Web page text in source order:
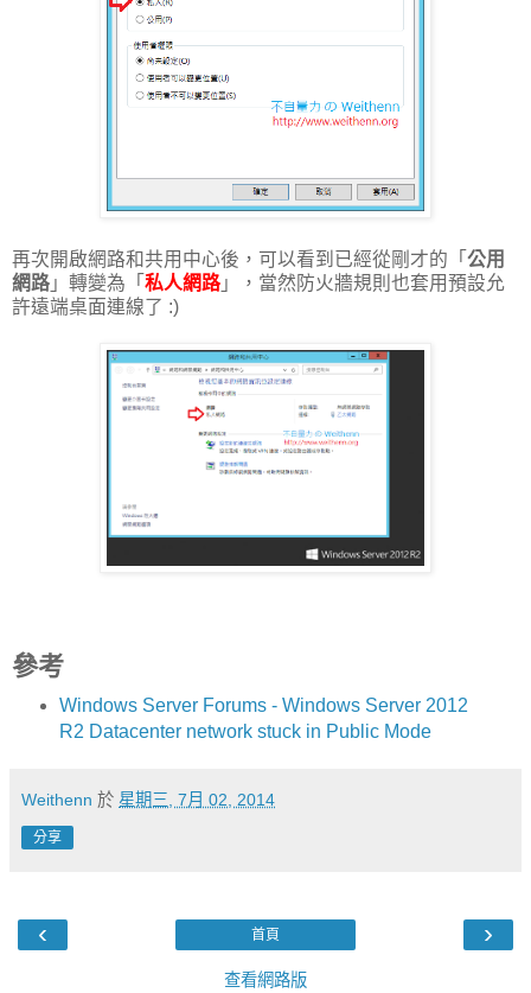
再次開啟網路和共用中心後，可以看到已經從剛才的「 公用
網路 」轉變為「 私人網路 」，當然防火牆規則也套用預設允
許遠端桌面連線了 :)
參考
Windows Server Forums - Windows Server 2012
R2 Datacenter network stuck in Public Mode
Weithenn 於 星期三, 7月 02, 2014
分享
‹ ›
首頁
查看網路版